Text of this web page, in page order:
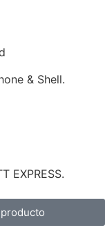
& Shell.
EXPRESS.